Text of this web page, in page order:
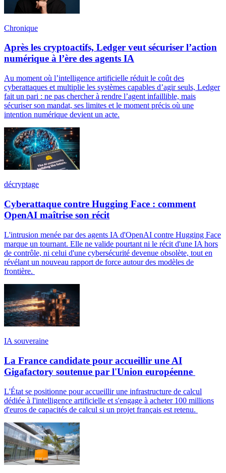
Chronique
Après les cryptoactifs, Ledger veut sécuriser l’action
numérique à l’ère des agents IA
Au moment où l’intelligence artificielle réduit le coût des
cyberattaques et multiplie les systèmes capables d’agir seuls, Ledger
fait un pari : ne pas chercher à rendre l’agent infaillible, mais
sécuriser son mandat, ses limites et le moment précis où une
intention numérique devient un acte.
décryptage
Cyberattaque contre Hugging Face : comment
OpenAI maîtrise son récit
L'intrusion menée par des agents IA d'OpenAI contre Hugging Face
marque un tournant. Elle ne valide pourtant ni le récit d'une IA hors
de contrôle, ni celui d'une cybersécurité devenue obsolète, tout en
révélant un nouveau rapport de force autour des modèles de
frontière.
IA souveraine
La France candidate pour accueillir une AI
Gigafactory soutenue par l'Union européenne
L'État se positionne pour accueillir une infrastructure de calcul
dédiée à l'intelligence artificielle et s'engage à acheter 100 millions
d'euros de capacités de calcul si un projet français est retenu.